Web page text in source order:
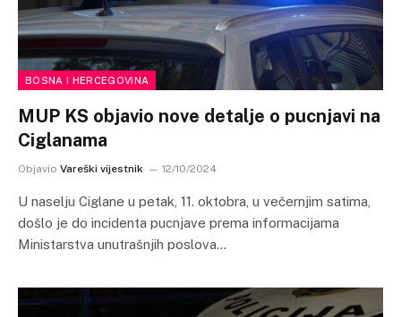
BOSNA I HERCEGOVINA
MUP KS objavio nove detalje o pucnjavi na
Ciglanama
Objavio Vareški vijestnik 12/10/2024
U naselju Ciglane u petak, 11. oktobra, u večernjim satima,
došlo je do incidenta pucnjave prema informacijama
Ministarstva unutrašnjih poslova…